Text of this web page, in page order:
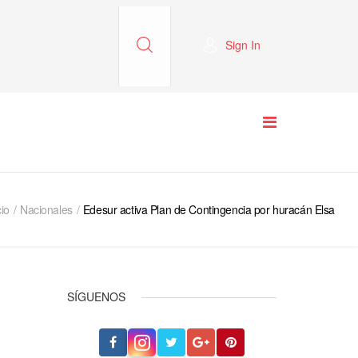
Sign In
Nacionales Edesur activa Plan de Contingencia por huracán Elsa
SÍGUENOS